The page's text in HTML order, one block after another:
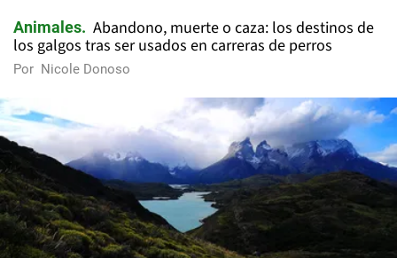
Animales
Abandono, muerte o caza: los destinos de
los galgos tras ser usados en carreras de perros
Por Nicole Donoso